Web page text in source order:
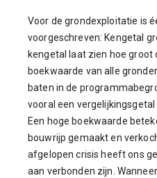
Voor de grondexploitatie is
voorgeschreven: Kengetal
kengetal laat zien hoe groot
boekwaarde van alle
baten in de
vooral een
Een hoge boekwaarde
bouwrijp gemaakt en
afgelopen crisis heeft ons
aan verbonden zijn.